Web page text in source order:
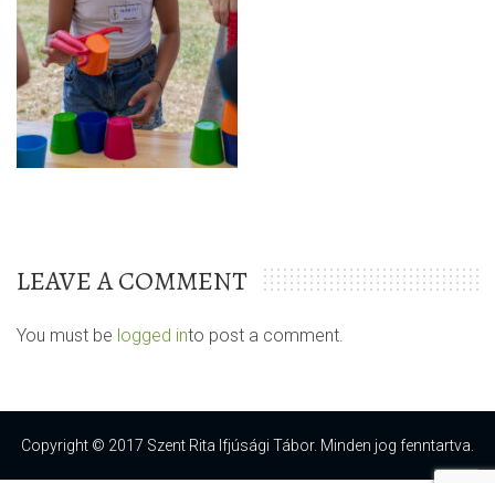
LEAVE A COMMENT
You must be logged into post a comment.
Copyright © 2017 Szent Rita Ifjúsági Tábor. Minden jog fenntartva.